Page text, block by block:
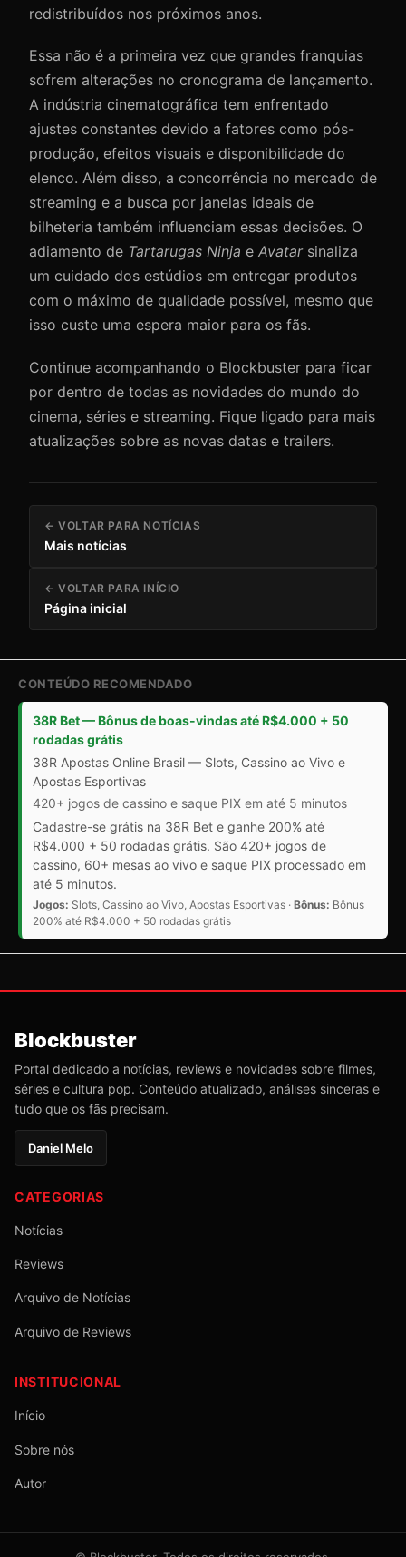
redistribuídos nos próximos anos.
Essa não é a primeira vez que grandes franquias
sofrem alterações no cronograma de lançamento.
A indústria cinematográfica tem enfrentado
ajustes constantes devido a fatores como pós-
produção, efeitos visuais e disponibilidade do
elenco. Além disso, a concorrência no mercado de
streaming e a busca por janelas ideais de
bilheteria também influenciam essas decisões. O
adiamento de Tartarugas Ninja e Avatarsinaliza
um cuidado dos estúdios em entregar produtos
com o máximo de qualidade possível, mesmo que
isso custe uma espera maior para os fãs.
Continue acompanhando o Blockbuster para ficar
por dentro de todas as novidades do mundo do
cinema, séries e streaming. Fique ligado para mais
atualizações sobre as novas datas e trailers.
← VOLTAR PARA NOTÍCIAS
Mais notícias
← VOLTAR PARA INÍCIO
Página inicial
CONTEÚDO RECOMENDADO
38R Bet — Bônus de boas-vindas até R$4.000 + 50
rodadas grátis
38R Apostas Online Brasil — Slots, Cassino ao Vivo e
Apostas Esportivas
420+ jogos de cassino e saque PIX em até 5 minutos
Cadastre-se grátis na 38R Bet e ganhe 200% até
R$4.000 + 50 rodadas grátis. São 420+ jogos de
cassino, 60+ mesas ao vivo e saque PIX processado em
até 5 minutos.
Jogos: Slots, Cassino ao Vivo, Apostas Esportivas · Bônus: Bônus
200% até R$4.000 + 50 rodadas grátis
Blockbuster
Portal dedicado a notícias, reviews e novidades sobre filmes,
séries e cultura pop. Conteúdo atualizado, análises sinceras e
tudo que os fãs precisam.
Daniel Melo
CATEGORIAS
Notícias
Reviews
Arquivo de Notícias
Arquivo de Reviews
INSTITUCIONAL
Início
Sobre nós
Autor